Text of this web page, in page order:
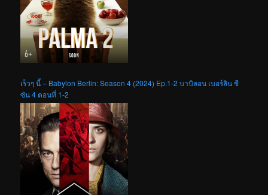
เร็วๆ นี้ – Babylon Berlin: Season 4 (2024) Ep.1-2 บาบิลอน เบอร์ลิน ซี
ซัน 4 ตอนที่ 1-2